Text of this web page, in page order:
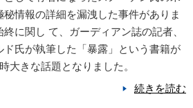
情報の詳細を漏洩した事件がありま
に関し て、ガーディアン誌の記者、
ド氏が執筆した「暴露」という書籍が
大きな話題となりました。
続きを読む